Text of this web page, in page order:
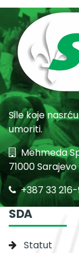
Sile koje
umoriti.
Mehmeda
71000 Sarajevo
+387 33
SDA
Statut